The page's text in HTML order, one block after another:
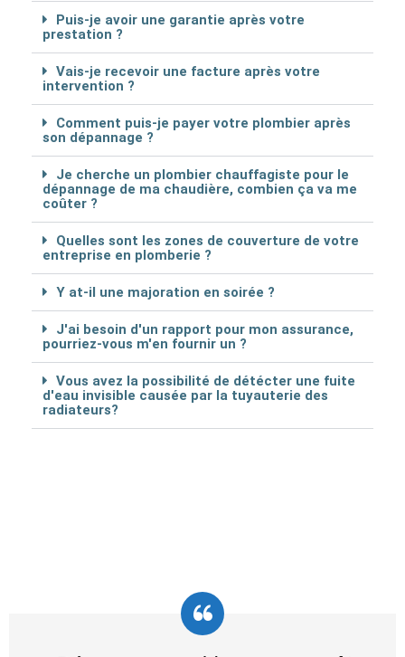
Puis-je avoir une garantie après votre
prestation ?
Vais-je recevoir une facture après votre
intervention ?
Comment puis-je payer votre plombier après
son dépannage ?
Je cherche un plombier chauffagiste pour le
dépannage de ma chaudière, combien ça va me
coûter ?
Quelles sont les zones de couverture de votre
entreprise en plomberie ?
Y at-il une majoration en soirée ?
J'ai besoin d'un rapport pour mon assurance,
pourriez-vous m'en fournir un ?
Vous avez la possibilité de détécter une fuite
d'eau invisible causée par la tuyauterie des
radiateurs?